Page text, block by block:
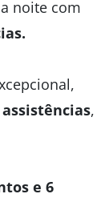
noite com
,
e 6